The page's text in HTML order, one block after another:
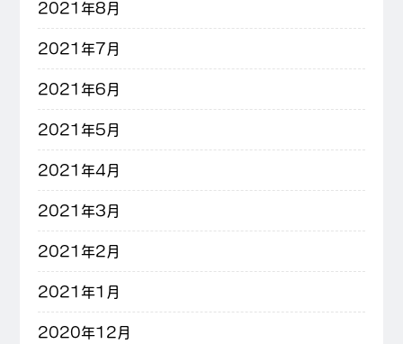
2021年8月
2021年7月
2021年6月
2021年5月
2021年4月
2021年3月
2021年2月
2021年1月
2020年12月